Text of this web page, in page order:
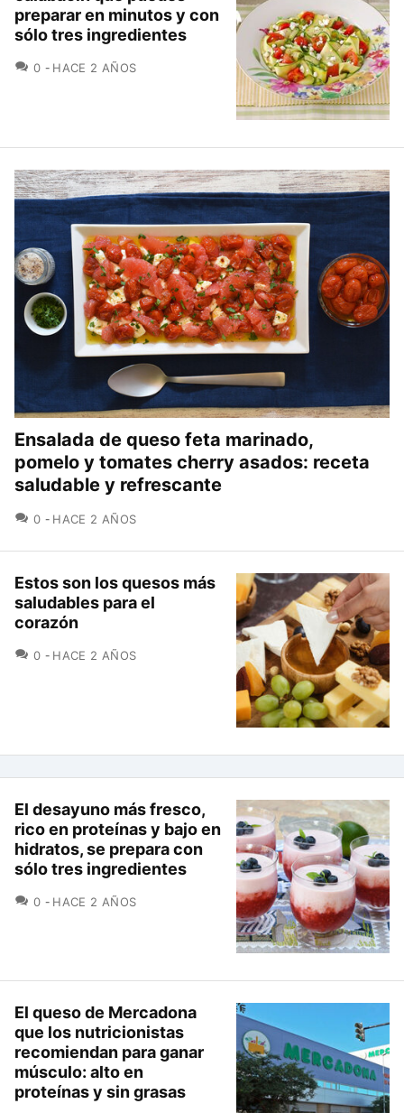
preparar en minutos y con
sólo tres ingredientes
0 COMENTARIOS
HACE 2 AÑOS
Ensalada de queso feta marinado,
pomelo y tomates cherry asados: receta
saludable y refrescante
0 COMENTARIOS
HACE 2 AÑOS
Estos son los quesos más
saludables para el
corazón
0 COMENTARIOS
HACE 2 AÑOS
El desayuno más fresco,
rico en proteínas y bajo en
hidratos, se prepara con
sólo tres ingredientes
0 COMENTARIOS
HACE 2 AÑOS
El queso de Mercadona
que los nutricionistas
recomiendan para ganar
músculo: alto en
proteínas y sin grasas